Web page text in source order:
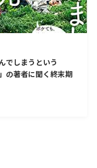
でしまうという
の著者に聞く終末期